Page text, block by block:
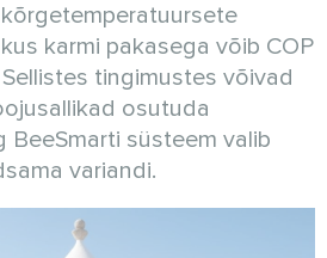
karmi pakasega võib COP
Sellistes tingimustes võivad
osutuda
süsteem valib
variandi.